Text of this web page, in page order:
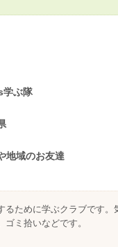
学ぶ隊
地域のお友達
るために学ぶクラブです
ゴミ拾いなどです。